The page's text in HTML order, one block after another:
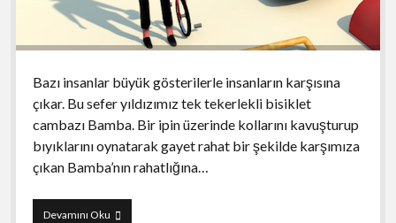
Bazı insanlar büyük gösterilerle insanların karşısına
çıkar. Bu sefer yıldızımız tek tekerlekli bisiklet
cambazı Bamba. Bir ipin üzerinde kollarını kavuşturup
bıyıklarını oynatarak gayet rahat bir şekilde karşımıza
çıkan Bamba’nın rahatlığına…
Devamını OkuBamba